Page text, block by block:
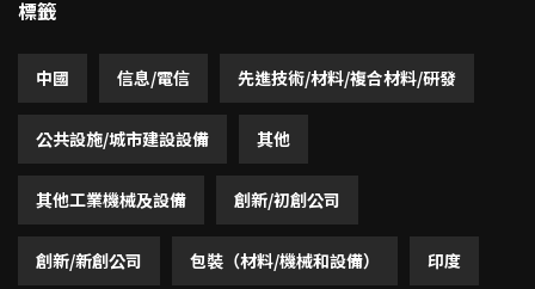
標籤
中國 信息/電信 先進技術/材料/複合材料/研發
公共設施/城市建設設備 其他
其他工業機械及設備 創新/初創公司
創新/新創公司 包裝（材料/機械和設備） 印度